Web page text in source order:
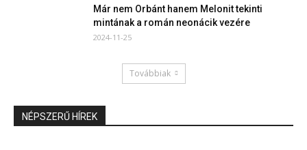
Már nem Orbánt hanem Melonit tekinti
mintának a román neonácik vezére
2024-11-25
Továbbiak
NÉPSZERŰ HÍREK